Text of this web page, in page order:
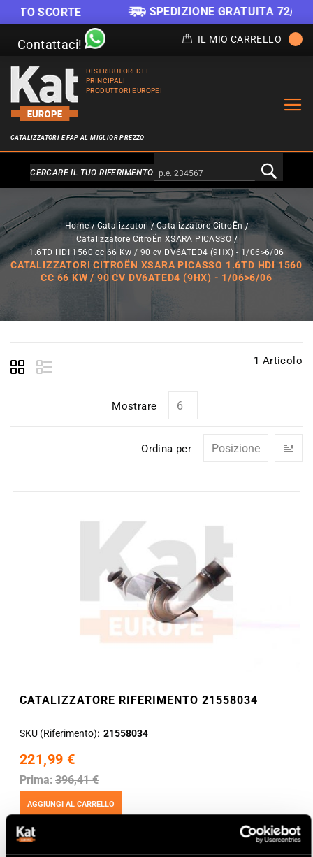
SPEDIZIONE GRATUITA 72/96 ORE
Contattaci! IL MIO CARRELLO
DISTRIBUTORI DEI
PRINCIPALI
PRODUTTORI EUROPEI
CATALIZZATORI E FAP AL MIGLIOR PREZZO
Alternativa a Doofinder
CERCARE IL TUO RIFERIMENTO
Home Catalizzatori Catalizzatore CitroËn
Catalizzatore CitroËn XSARA PICASSO
1.6TD HDI 1560 cc 66 Kw / 90 cv DV6ATED4 (9HX) - 1/06>6/06
CATALIZZATORI CITROËN XSARA PICASSO 1.6TD HDI 1560
CC 66 KW / 90 CV DV6ATED4 (9HX) - 1/06>6/06
1 Articolo
Mostrare
Ordina per
CATALIZZATORE RIFERIMENTO 21558034
SKU (Riferimento) 21558034
221,99 €
Prima: 396,41 €
AGGIUNGI AL CARRELLO